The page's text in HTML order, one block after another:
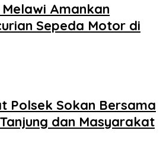
Amankan
Sepeda Motor di
Polsek Sokan Bersama
dan Masyarakat